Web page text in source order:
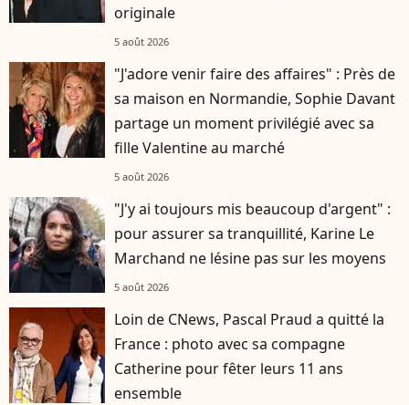
originale
5 août 2026
"J'adore venir faire des affaires" : Près de
sa maison en Normandie, Sophie Davant
partage un moment privilégié avec sa
fille Valentine au marché
5 août 2026
"J'y ai toujours mis beaucoup d'argent" :
pour assurer sa tranquillité, Karine Le
Marchand ne lésine pas sur les moyens
5 août 2026
Loin de CNews, Pascal Praud a quitté la
France : photo avec sa compagne
Catherine pour fêter leurs 11 ans
ensemble